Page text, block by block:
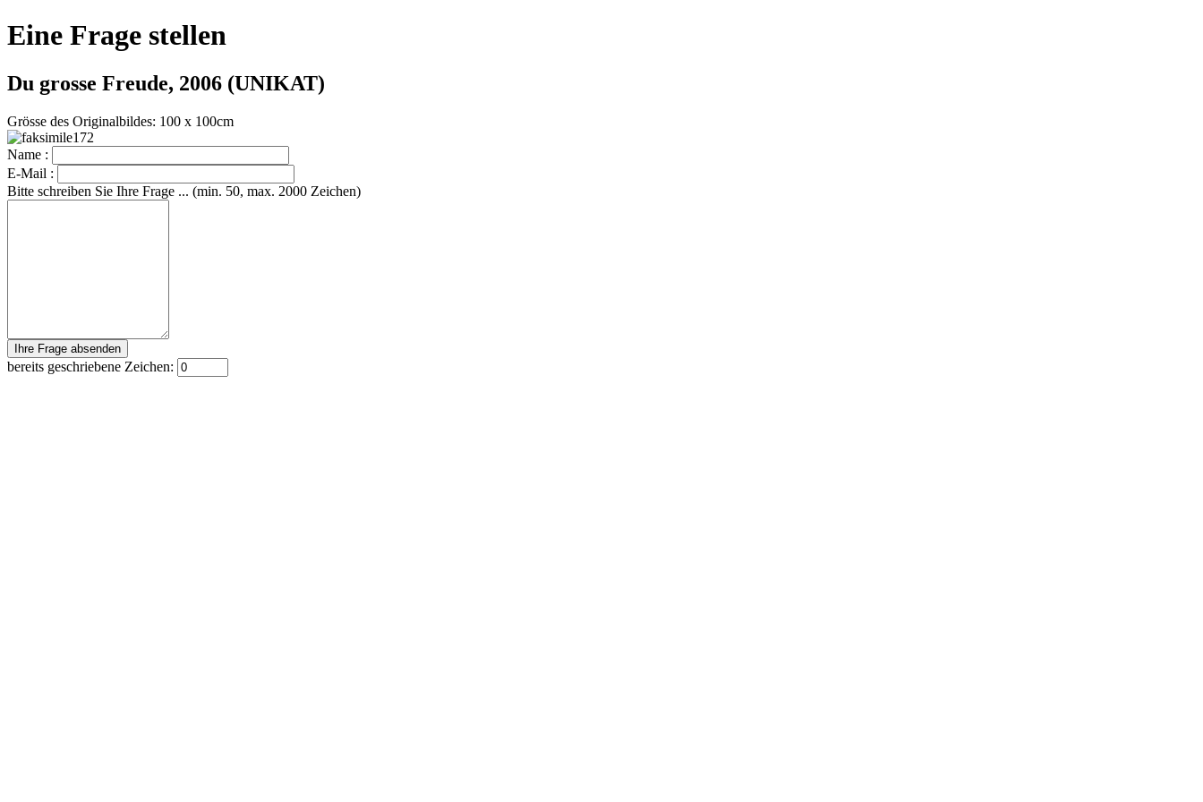
Eine Frage stellen
Du grosse Freude, 2006 (UNIKAT)
Grösse des Originalbildes: 100 x 100cm
Name :
E-Mail :
Bitte schreiben Sie Ihre Frage ... (min. 50, max. 2000 Zeichen)
bereits geschriebene Zeichen: